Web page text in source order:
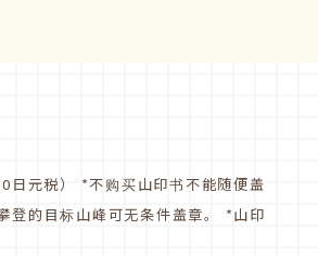
日元税） *不购买山印书不能随便盖
登的目标山峰可无条件盖章。 *山印